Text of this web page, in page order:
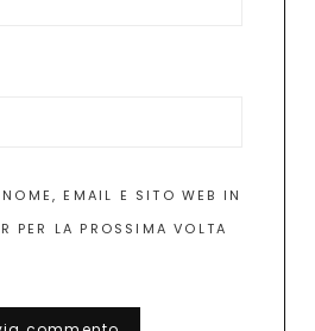
EMAIL E SITO WEB IN
PER LA PROSSIMA VOLTA